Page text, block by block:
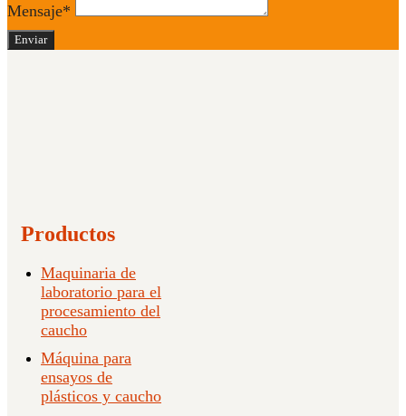
Mensaje*
Enviar
Productos
Maquinaria de
laboratorio para el
procesamiento del
caucho
Máquina para
ensayos de
plásticos y caucho